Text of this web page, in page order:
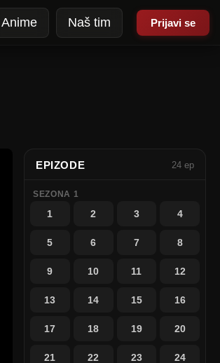
Anime Naš tim Prijavi se
EPIZODE 24 ep
SEZONA 1
1 2 3 4
5 6 7 8
9 10 11 12
13 14 15 16
17 18 19 20
21 22 23 24